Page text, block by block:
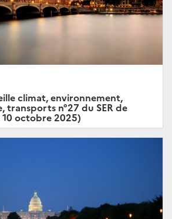
climat, environnement,
transports n°27 du SER de
octobre 2025)